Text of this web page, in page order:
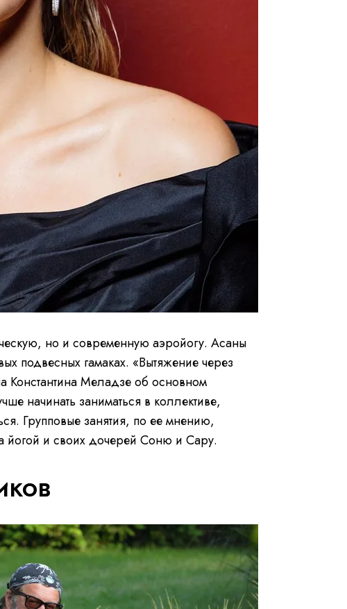
но и современную аэройогу. Асаны
подвесных гамаках. «Вытяжение через
Константина Меладзе об основном
начинать заниматься в коллективе,
Групповые занятия, по ее мнению,
и своих дочерей Соню и Сару.